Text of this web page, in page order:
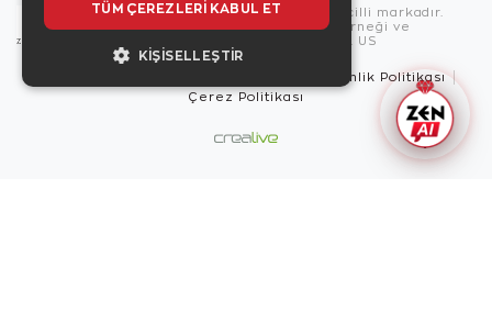
Copyright © 2026, Zen Diamond tescilli markadır.
Zen Diamond Birleşmiş Markalar Derneği ve
Turquality Destek Programı üyesidir. US
Güvenlik Politikası
Çerez Politikası
TÜM ÇEREZLERI KABUL ET
KIŞISELLEŞTIR